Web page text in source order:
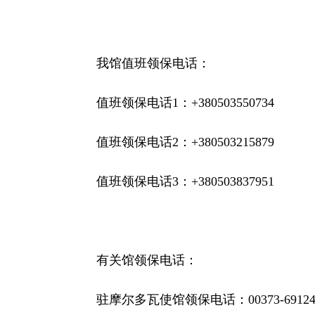
我馆值班领保电话：
值班领保电话1 ： +380503550734
值班领保电话2 ： +380503215879
值班领保电话3 ： +380503837951
有关馆领保电话：
驻摩尔多瓦使馆领保电话： 00373-